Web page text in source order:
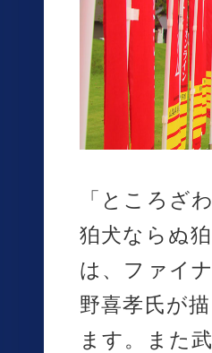
「ところざ
狛犬ならぬ
は、ファイ
野喜孝氏が
ます。また